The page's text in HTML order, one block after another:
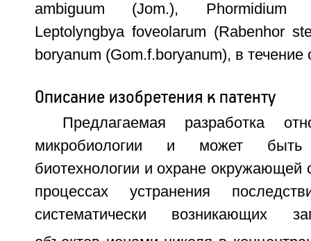
ambiguum (Jom.), Phormidium
Leptolyngbya foveolarum (Rabenhor
boryanum (Gom.f.boryanum), в течение
Описание изобретения к патенту
Предлагаемая разработка
микробиологии и может быть
биотехнологии и охране окружающей
процессах устранения
систематически возникающих